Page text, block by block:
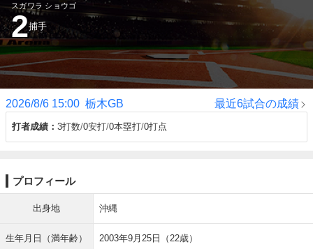
スガワラ ショウゴ
2捕手
2026/8/6 15:00 栃木GB
打者成績 3打数 0安打 0本塁打 0打点
最近6試合の成績
プロフィール
出身地 沖縄
生年月日（満年齢） 2003年9月25日（22歳）